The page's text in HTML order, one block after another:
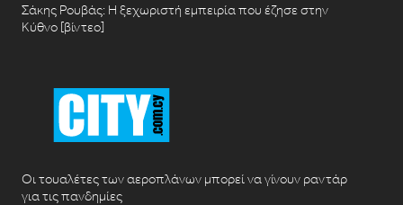
Σάκης Ρουβάς: Η ξεχωριστή εμπειρία που έζησε στην
Κύθνο [βίντεο]
Οι τουαλέτες των αεροπλάνων μπορεί να γίνουν ραντάρ
για τις πανδημίες